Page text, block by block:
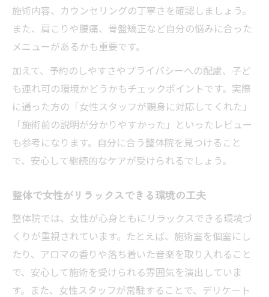
施術内容、カウンセリングの丁寧さを確認しましょう。
また、肩こりや腰痛、骨盤矯正など自分の悩みに合った
メニューがあるかも重要です。
加えて、予約のしやすさやプライバシーへの配慮、子ど
も連れ可の環境かどうかもチェックポイントです。実際
に通った方の「女性スタッフが親身に対応してくれた」
「施術前の説明が分かりやすかった」といったレビュー
も参考になります。自分に合う整体院を見つけること
で、安心して継続的なケアが受けられるでしょう。
整体で女性がリラックスできる環境の工夫
整体院では、女性が心身ともにリラックスできる環境づ
くりが重視されています。たとえば、施術室を個室にし
たり、アロマの香りや落ち着いた音楽を取り入れること
で、安心して施術を受けられる雰囲気を演出していま
す。また、女性スタッフが常駐することで、デリケート